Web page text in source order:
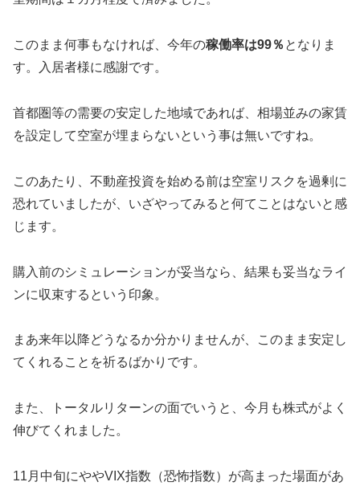
このまま何事もなければ、今年の稼働率は99％ となりま
す。入居者様に感謝です。
首都圏等の需要の安定した地域であれば、相場並みの家賃
を設定して空室が埋まらないという事は無いですね。
このあたり、不動産投資を始める前は空室リスクを過剰に
恐れていましたが、いざやってみると何てことはないと感
じます。
購入前のシミュレーションが妥当なら、結果も妥当なライ
ンに収束するという印象。
まあ来年以降どうなるか分かりませんが、このまま安定し
てくれることを祈るばかりです。
また、トータルリターンの面でいうと、今月も株式がよく
伸びてくれました。
11月中旬にややVIX指数（恐怖指数）が高まった場面があ